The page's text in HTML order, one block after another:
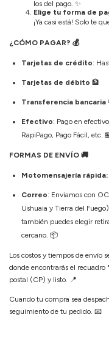
los del pago. ✨
Elige tu forma de
¡Ya casi está! Solo te
¿CÓMO PAGAR? 💰
Tarjetas de crédito:
Tarjetas de débito 🏦
Transferencia bancaria
Efectivo: Pago en
RapiPago, Pago Fácil, etc.
FORMAS DE ENVÍO 🚚
Motomensajería rápida:
Correo: Enviamos con
Ushuaia y Tierra del
también puedes elegir
cercano. 📦
Los costos y tiempos de envío
donde encontrarás el recuadro
postal (CP) y listo.
📍
Cuando tu compra sea
seguimiento de tu pedido. 📧